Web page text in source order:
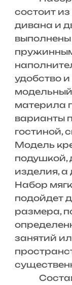
состоит
дивана и
выполнены
удобство
материла
варианты
гостиной,
Модель
подушкой,
изделия,
Набор
подойдет
размера,
занятий
Состав